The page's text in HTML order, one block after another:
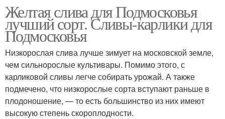
Варение из сливы
Желтая слива для Подмосковья
лучший сорт. Сливы-карлики для
Подмосковья
Низкорослая слива лучше зимует на московской земле,
чем сильнорослые культивары. Помимо этого, с
карликовой сливы легче собирать урожай. А также
подмечено, что низкорослые сорта вступают раньше в
плодоношение, — то есть большинство из них имеют
высокую степень скороплодности.